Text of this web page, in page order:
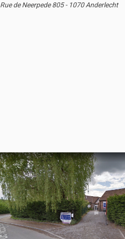
Rue de Neerpede 805 - 1070 Anderlecht